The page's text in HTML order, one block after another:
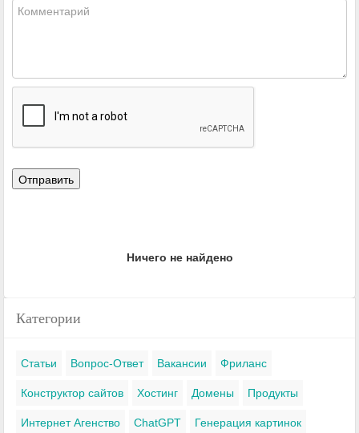
Ничего не найдено
Категории
Статьи Вопрос-Ответ Вакансии Фриланс
Конструктор сайтов Хостинг Домены Продукты
Интернет Агенство ChatGPT Генерация картинок